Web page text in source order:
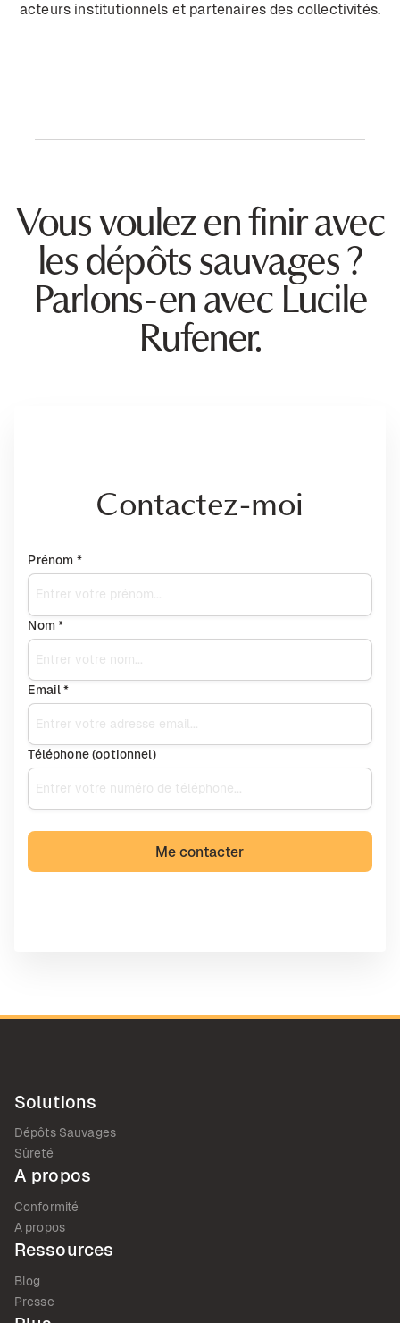
acteurs institutionnels et partenaires des collectivités.
Vous voulez en finir avec
les dépôts sauvages ?
Parlons-en avec Lucile
Rufener.
Contactez-moi
Prénom *
Nom *
Email *
Téléphone (optionnel)
Solutions
Dépôts Sauvages
Sûreté
A propos
Conformité
A propos
Ressources
Blog
Presse